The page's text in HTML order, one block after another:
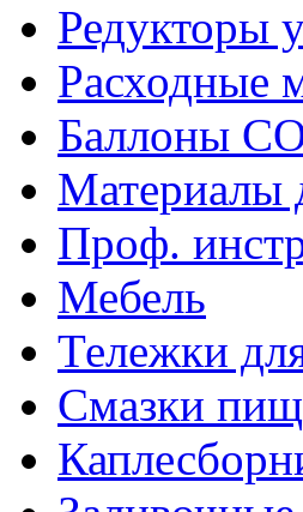
Редукторы
Расходные
Баллоны
Материалы
Проф.
Мебель
Тележки
Смазки